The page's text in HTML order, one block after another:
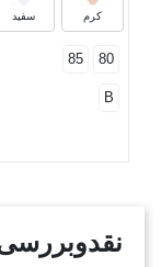
کرم سفید
80
85
B